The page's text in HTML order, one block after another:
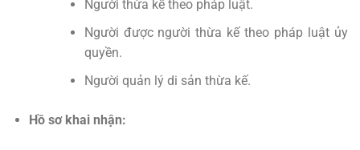
Người thừa kế theo pháp luật.
Người được người thừa kế theo pháp luật ủy
quyền.
Người quản lý di sản thừa kế.
Hồ sơ khai nhận: